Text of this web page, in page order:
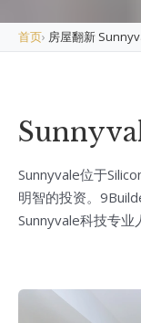
首页› 房屋翻新
Sunnyvale位于
明智的投资。
Sunnyvale科技专业